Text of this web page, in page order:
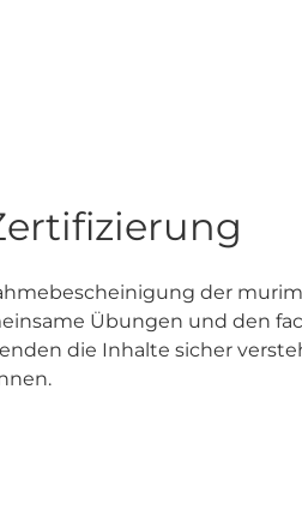
der
Übungen und den
die Inhalte sicher